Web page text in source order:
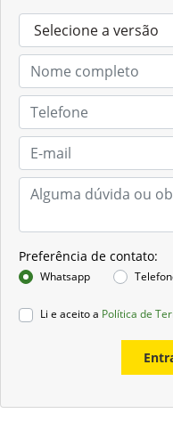
Preferência de contato:
Whatsapp
Li e aceito a Política de